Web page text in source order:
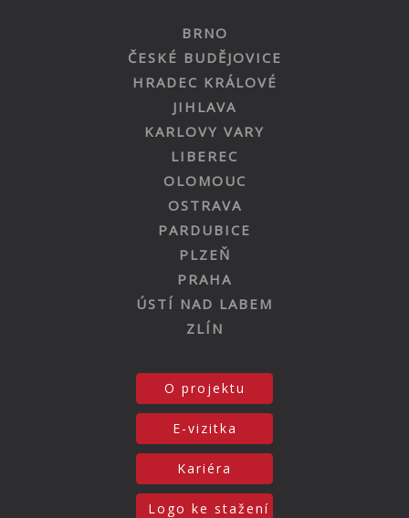
BRNO
ČESKÉ BUDĚJOVICE
HRADEC KRÁLOVÉ
JIHLAVA
KARLOVY VARY
LIBEREC
OLOMOUC
OSTRAVA
PARDUBICE
PLZEŇ
PRAHA
ÚSTÍ NAD LABEM
ZLÍN
O projektu
E-vizitka
Kariéra
Logo ke stažení